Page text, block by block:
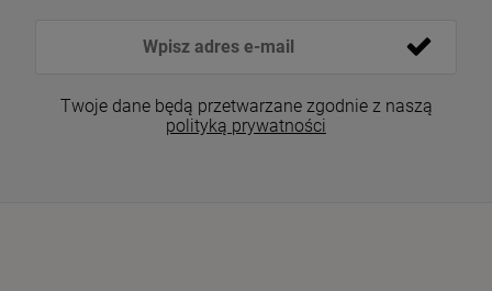
Twoje dane będą przetwarzane zgodnie z naszą
polityką prywatności